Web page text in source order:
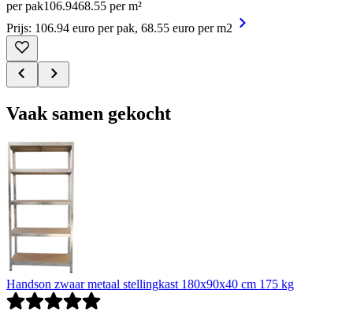
per pak106.9468.55 per m²
Prijs: 106.94 euro per pak, 68.55 euro per m2
Vaak samen gekocht
Handson zwaar metaal stellingkast 180x90x40 cm 175 kg